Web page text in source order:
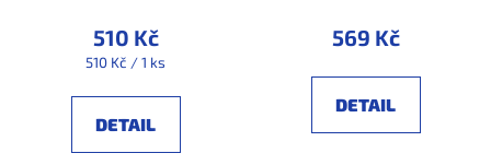
510 Kč
Měrná
510 Kč / 1 ks
DETAIL
569 Kč
DETAIL